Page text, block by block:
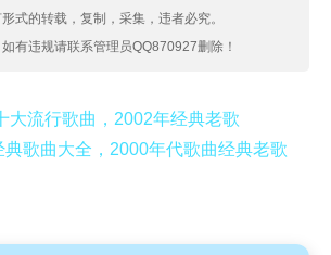
式的转载，复制，采集，违者必究。
有违规请联系管理员QQ870927删除！
大流行歌曲，2002年经典老歌
典歌曲大全，2000年代歌曲经典老歌